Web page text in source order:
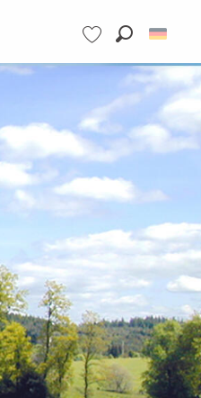
Voir les favoris